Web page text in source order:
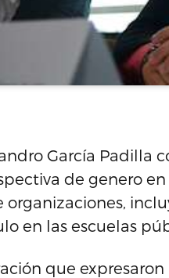
García Padilla
de genero
en las escuelas
que